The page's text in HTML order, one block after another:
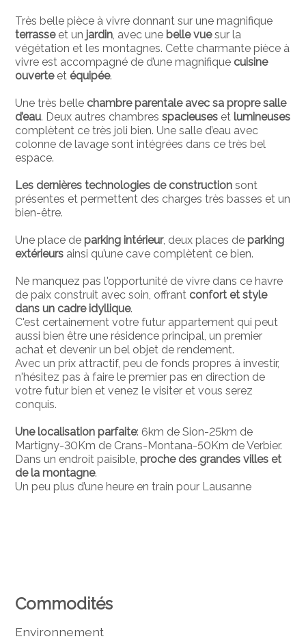
Très belle pièce à vivre donnant sur une magnifique
terrasseet un jardin , avec une belle vuesur la
végétation et les montagnes. Cette charmante pièce à
vivre est accompagné de d’une magnifique cuisine
ouverteet équipée.
Une très belle chambre parentale avec sa propre salle
d’eau. Deux autres chambresspacieuses et lumineuses
complètent ce très joli bien. Une salle d’eau avec
colonne de lavage sont intégrées dans ce très bel
espace.
Les dernières technologies de construction sont
présentes et permettent des charges très basses et un
bien-être.
Une place deparking intérieur, deux places deparking
extérieurs ainsi qu’une cave complètent ce bien.
Ne manquez pas l'opportunité de vivre dans ce havre
de paix construit avec soin, offrant confort et style
dans un cadre idyllique.
C'est certainement votre futur appartement qui peut
aussi bien être une résidence principal, un premier
achat et devenir un bel objet de rendement.
Avec un prix attractif, peu de fonds propres à investir,
n'hésitez pas à faire le premier pas en direction de
votre futur bien et venez le visiter et vous serez
conquis.
Une localisation parfaite: 6km de Sion-25km de
Martigny-30Km de Crans-Montana-50Km de Verbier.
Dans un endroit paisible,proche des grandes villes et
de la montagne.
Un peu plus d’une heure en train pour Lausanne
Commodités
Environnement